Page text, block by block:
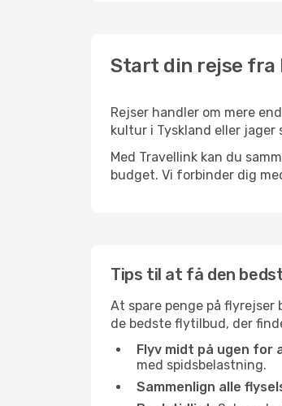
Start din rejse fra
Rejser handler om mere
kultur i Tyskland eller jager
Med Travellink kan du
budget. Vi forbinder dig
Tips til at få den
At spare penge på
de bedste flytilbud, der
Flyv midt på ugen for
med spidsbelastning.
Sammenlign alle